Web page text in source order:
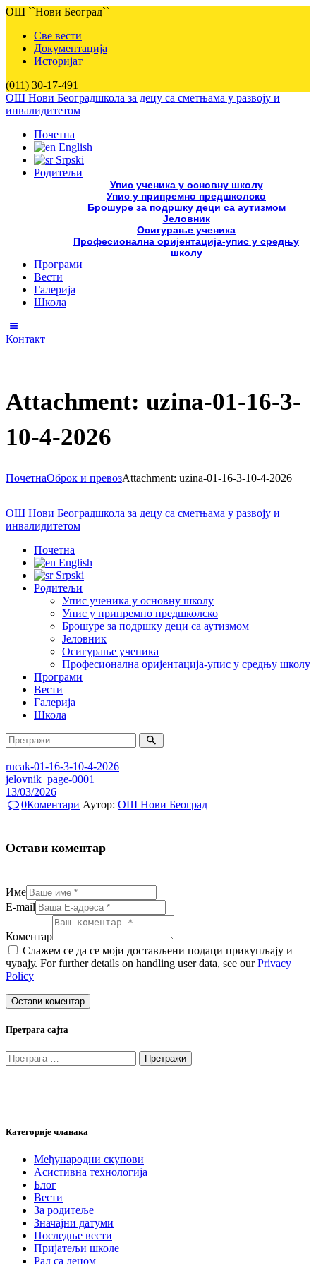
ОШ ``Нови Београд``
Све вести
Документација
Историјат
(011) 30-17-491
ОШ Нови Београдшкола за децу са сметњама у развоју и
инвалидитетом
Почетна
English
Srpski
Родитељи
Упис ученика у основну школу
Упис у припремно предшколско
Брошуре за подршку деци са аутизмом
Јеловник
Осигурање ученика
Професионална оријентација-упис у средњу
школу
Програми
Вести
Галерија
Школа
Контакт
Attachment: uzina-01-16-3-
10-4-2026
ПочетнаОброк и превозAttachment: uzina-01-16-3-10-4-2026
ОШ Нови Београдшкола за децу са сметњама у развоју и
инвалидитетом
Почетна
English
Srpski
Родитељи
Упис ученика у основну школу
Упис у припремно предшколско
Брошуре за подршку деци са аутизмом
Јеловник
Осигурање ученика
Професионална оријентација-упис у средњу школу
Програми
Вести
Галерија
Школа
rucak-01-16-3-10-4-2026
jelovnik_page-0001
13/03/2026
0Коментари Аутор:ОШ Нови Београд
Остави коментар
Име
E-mail
Коментар
Слажем се да се моји достављени подаци прикупљају и
чувају. For further details on handling user data, see ourPrivacy
Policy
Претрага сајта
Претрага
за:
Категорије чланака
Међународни скупови
Асистивна технологија
Блог
Вести
За родитеље
Значајни датуми
Последње вести
Пријатељи школе
Рад са децом